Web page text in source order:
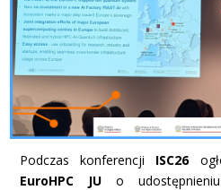
Podczas konferencji ISC26
EuroHPC JUo udostępnieniu